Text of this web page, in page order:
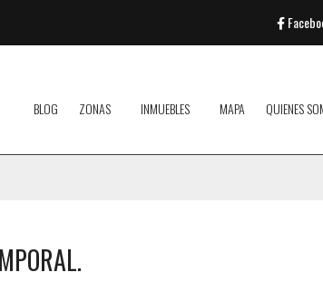
BLOG ZONAS INMUEBLES MAPA QUIENES